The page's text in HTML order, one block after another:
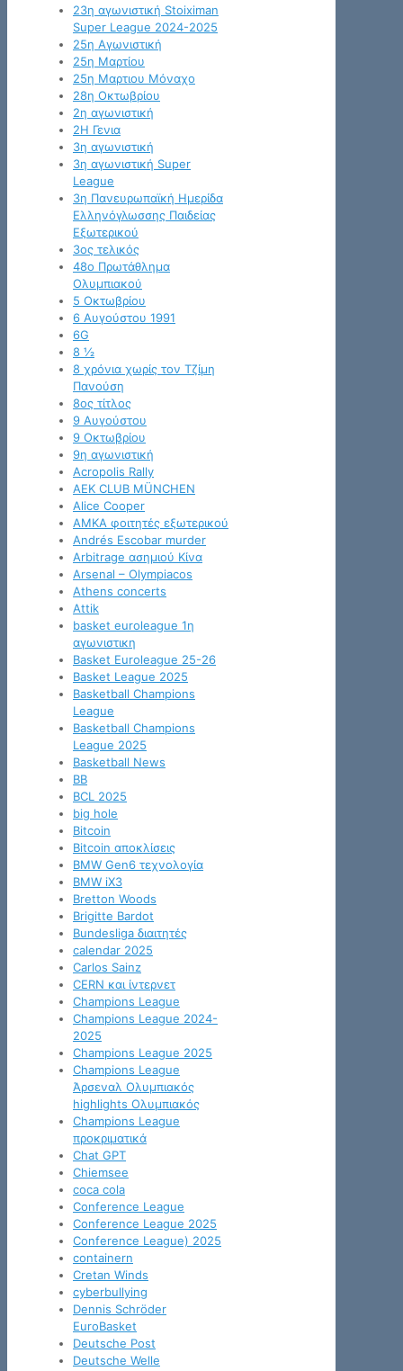
23η αγωνιστική Stoiximan
Super League 2024-2025
25η Αγωνιστική
25η Μαρτίου
25η Μαρτιου Μόναχο
28η Οκτωβρίου
2η αγωνιστική
2Η Γενια
3η αγωνιστική
3η αγωνιστική Super
League
3η Πανευρωπαϊκή Ημερίδα
Ελληνόγλωσσης Παιδείας
Εξωτερικού
3ος τελικός
48ο Πρωτάθλημα
Ολυμπιακού
5 Οκτωβρίου
6 Αυγούστου 1991
6G
8 ½
8 χρόνια χωρίς τον Τζίμη
Πανούση
8ος τίτλος
9 Αυγούστου
9 Οκτωβρίου
9η αγωνιστική
Acropolis Rally
AEK CLUB MÜNCHEN
Alice Cooper
AMKA φοιτητές εξωτερικού
Andrés Escobar murder
Arbitrage ασημιού Κίνα
Arsenal – Olympiacos
Athens concerts
Attik
basket euroleague 1η
αγωνιστικη
Basket Euroleague 25-26
Basket League 2025
Basketball Champions
League
Basketball Champions
League 2025
Basketball News
BB
BCL 2025
big hole
Bitcoin
Bitcoin αποκλίσεις
BMW Gen6 τεχνολογία
BMW iX3
Bretton Woods
Brigitte Bardot
Bundesliga διαιτητές
calendar 2025
Carlos Sainz
CERN και ίντερνετ
Champions League
Champions League 2024-
2025
Champions League 2025
Champions League
Άρσεναλ Ολυμπιακός
highlights Ολυμπιακός
Champions League
προκριματικά
Chat GPT
Chiemsee
coca cola
Conference League
Conference League 2025
Conference League) 2025
containern
Cretan Winds
cyberbullying
Dennis Schröder
EuroBasket
Deutsche Post
Deutsche Welle